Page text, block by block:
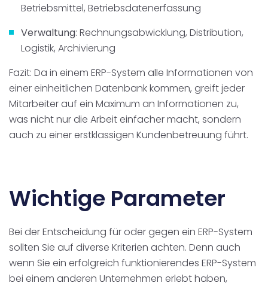
Betriebsmittel, Betriebsdatenerfassung
Verwaltung: Rechnungsabwicklung, Distribution,
Logistik, Archivierung
Fazit: Da in einem ERP-System alle Informationen von
einer einheitlichen Datenbank kommen, greift jeder
Mitarbeiter auf ein Maximum an Informationen zu,
was nicht nur die Arbeit einfacher macht, sondern
auch zu einer erstklassigen Kundenbetreuung führt.
Wichtige Parameter
Bei der Entscheidung für oder gegen ein ERP-System
sollten Sie auf diverse Kriterien achten. Denn auch
wenn Sie ein erfolgreich funktionierendes ERP-System
bei einem anderen Unternehmen erlebt haben,